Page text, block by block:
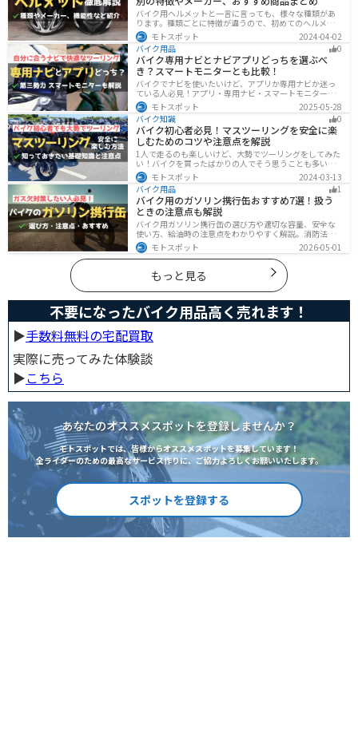
バイク用ヘルメットと一言に言っても、様々な種類があ
ります。種類ごとに特徴が違うので、初めてのヘルメッ
ト選びで失敗しないように、しっかりと理解して選ぶよ
うにしましょう。この記事では、特徴やメリットデメリ
ット、有名メーカーなど初心者が知っておくべきことを
まとめました。
モトスポット
2024-04-02
バイク用品
0
バイク専用ナビとナビアプリどっちを選ぶべ
き？スマートモニターとも比較！
バイクでナビを使いたいけど、アプリか専用ナビか迷っ
ている人必見！アプリ・専用ナビ・スマートモニターの
メリット、デメリット、どんな人にオススメなのかを解
説します。自分に合ったナビを見つけて快適なツーリン
グライフを送りましょう！
モトスポット
2025-05-28
バイク知識
0
バイク初心者必見！マスツーリングを安全に楽
しむためのコツや注意点を解説
1人で走るのも楽しいけど、大勢でツーリングをしてみた
い！バイクを買ったばかりの人でそう思うことも多いで
しょう。他の人と一緒に走るマスツーリングはとても楽
しいですが、安全に楽しむために確認すべきことや注意
点などたくさんあります。1人で走る時とは違った難しさ
もあるので、しっかりと確認しておきましょう。
モトスポット
2024-03-13
バイク用品
1
バイク用のガソリン携行缶おすすめ7選！扱う
ときの注意点も解説
バイク用ガソリン携行缶の選び方や適切な容量、安全な
使い方、給油時の注意点をわかりやすく解説。消防法適
合品の見分け方や保管・圧力調整のコツ、スタンドでの
給油ルールまで網羅し、ツーリング時のガス欠対策をサ
ポート。SOTOやKIJIMAなどおすすめ携行缶も紹介しま
モトスポット 2026-05-01
もっと見る
不要になったバイク用品高く売れます！
▶︎手数料無料の宅配買取
実際に売ってみた体験談
▶︎こちら
あなたのオススメスポットを登録しませんか？
モトスポットでは、皆様からオススメスポットを募集しています！
全ライダーのための最高なサービス作りに、ご協力よろしくお願いいたします。
スポットを登録する